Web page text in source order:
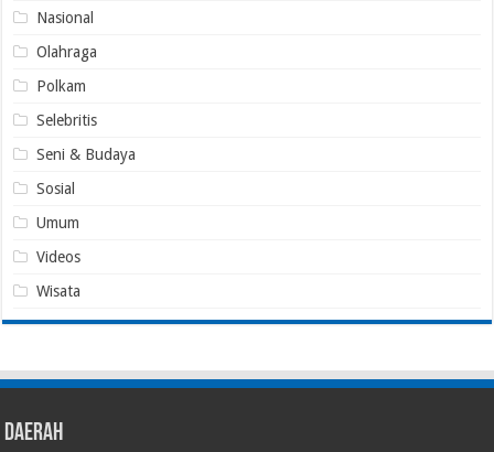
Nasional
Olahraga
Polkam
Selebritis
Seni & Budaya
Sosial
Umum
Videos
Wisata
Daerah